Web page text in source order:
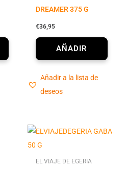
DREAMER 375 G
€36,95
Añadir a la lista de
deseos
EL VIAJE DE EGERIA